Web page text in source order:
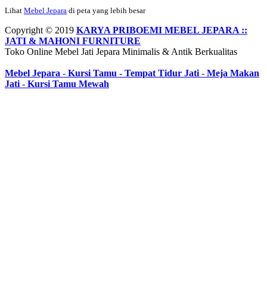
Ibu Asa, Cibubur: Pak Trolynya sudah sampai tadi Makasii ya Pak...
Faried Hanriady – Tanjung Duren Jakarta Barat:Pagi Pak Ismail,
pesanan Kamar Set 32 nya sudah saya terima tadi malam. Finishing
Lihat Mebel Jepara di peta yang lebih besar
Copyright © 2019 KARYA PRIBOEMI MEBEL JEPARA ::
JATI & MAHONI FURNITURE
Toko Online Mebel Jati Jepara Minimalis & Antik Berkualitas
Mebel Jepara - Kursi Tamu - Tempat Tidur Jati - Meja Makan
Jati - Kursi Tamu Mewah